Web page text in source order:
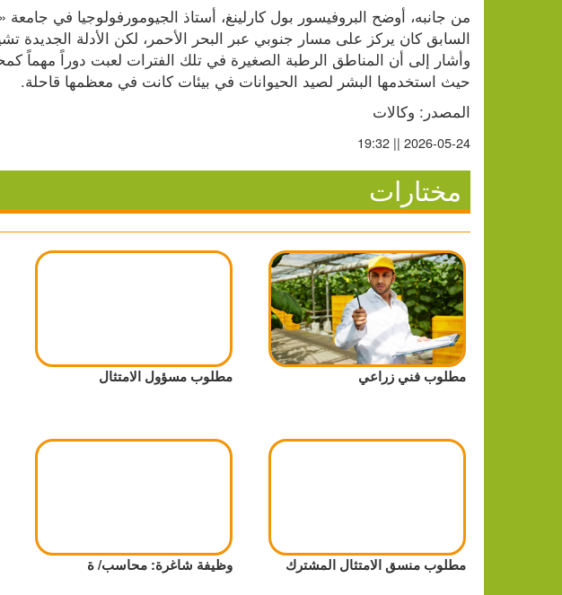
حيث استخدمها البشر لصيد الحيوانات في بيئات كانت في معظمها قاحلة.
المصدر: وكالات
2026-05-24 || 19:32
مختارات
مطلوب فني زراعي مطلوب مسؤول الامتثال
مطلوب منسق الامتثال المشترك وظيفة شاغرة: محاسب/ ة